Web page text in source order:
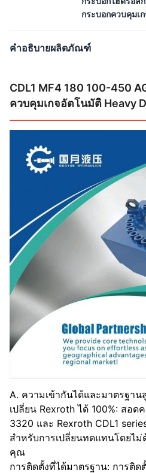
กระบอกควบคุมเ
คำอธิบายผลิตภัณฑ์
CDL1 MF4 180 100-450
ควบคุมเกจอัตโนมัติ Heavy
A. ความเข้ากันได้และมาตรฐาน
เปลี่ยน Rexroth ได้ 100%: สอด
3320 และ Rexroth CDL1
สำหรับการเปลี่ยนทดแทนโดยไ
คุณ
การติดตั้งที่ได้มาตรฐาน: การติ